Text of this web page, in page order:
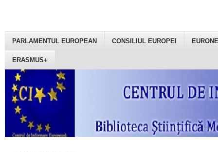
PARLAMENTUL EUROPEAN CONSILIUL EUROPEI
ERASMUS+